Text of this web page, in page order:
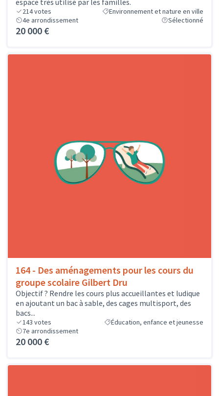
espace très utilisé par les familles.
214votes
Environnement et nature en ville
4e arrondissement
Sélectionné
20 000 €
164 - Des aménagements pour les cours du
groupe scolaire Gilbert Dru
Objectif ? Rendre les cours plus accueillantes et ludique
en ajoutant un bac à sable, des cages multisport, des
bacs...
143 votes
Éducation, enfance et jeunesse
7e arrondissement
20 000 €